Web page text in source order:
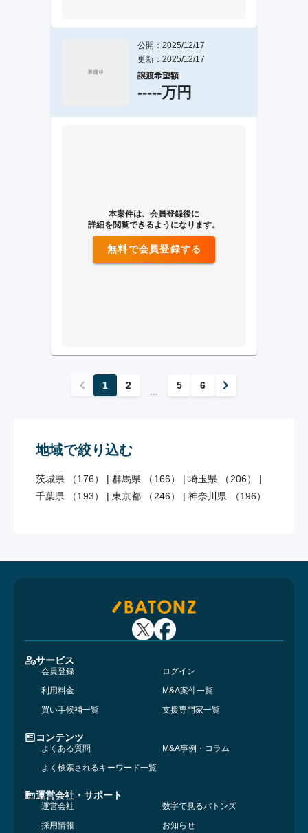
公開：2025/12/17
更新：2025/12/17
譲渡希望額
-----万円
本案件は、会員登録後に
詳細を閲覧できるようになります。
無料で会員登録する
1 2
...
5 6
地域で絞り込む
茨城県 （176） |群馬県 （166） |埼玉県 （206）
|
千葉県 （193）
|東京都 （246） |神奈川県 （196）
サービス
会員登録
ログイン
利用料金
M&A案件一覧
買い手候補一覧
支援専門家一覧
コンテンツ
よくある質問
M&A事例・コラム
よく検索されるキーワード一覧
運営会社・サポート
運営会社
数字で見るバトンズ
採用情報
お知らせ